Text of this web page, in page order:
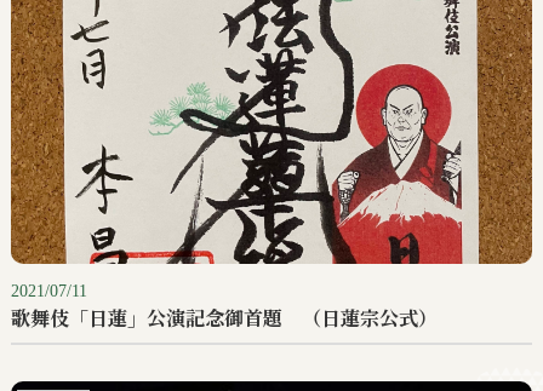
2021/07/11
歌舞伎「日蓮」公演記念御首題 （日蓮宗公式）